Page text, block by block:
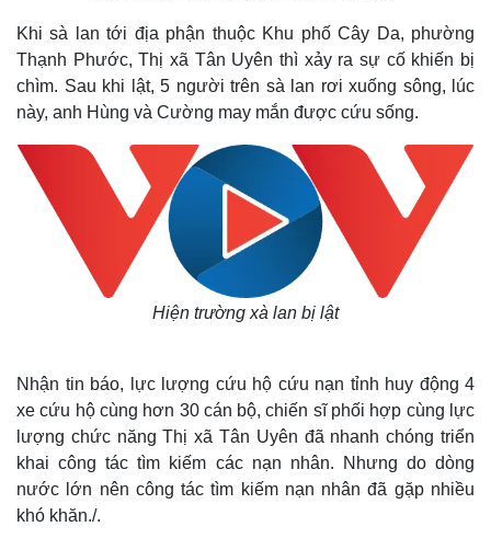
Thế giới
Khi sà lan tới địa phận thuộc Khu phố Cây Da, phường
Thạnh Phước, Thị xã Tân Uyên thì xảy ra sự cố khiến bị
chìm. Sau khi lật, 5 người trên sà lan rơi xuống sông, lúc
này, anh Hùng và Cường may mắn được cứu sống.
Hiện trường xà lan bị lật
Nhận tin báo, lực lượng cứu hộ cứu nạn tỉnh huy động 4
xe cứu hộ cùng hơn 30 cán bộ, chiến sĩ phối hợp cùng lực
lượng chức năng Thị xã Tân Uyên đã nhanh chóng triển
khai công tác tìm kiếm các nạn nhân. Nhưng do dòng
nước lớn nên công tác tìm kiếm nạn nhân đã gặp nhiều
khó khăn./.